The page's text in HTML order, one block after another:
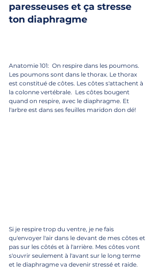
paresseuses et ça stresse
ton diaphragme
Anatomie 101:  On respire dans les poumons.
Les poumons sont dans le thorax. Le thorax
est constitué de côtes. Les côtes s'attachent à
la colonne vertébrale.  Les côtes bougent
quand on respire, avec le diaphragme. Et
l'arbre est dans ses feuilles maridon don dé!
Si je respire trop du ventre, je ne fais
qu'envoyer l'air dans le devant de mes côtes et
pas sur les côtés et à l'arrière. Mes côtes vont
s'ouvrir seulement à l'avant sur le long terme
et le diaphragme va devenir stressé et raide.